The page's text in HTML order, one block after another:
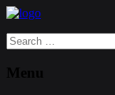
Search
for:
Menu